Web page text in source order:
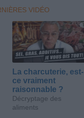
VIDÉO
La charcuterie, est-
ce vraiment
raisonnable ?
Décryptage des
aliments